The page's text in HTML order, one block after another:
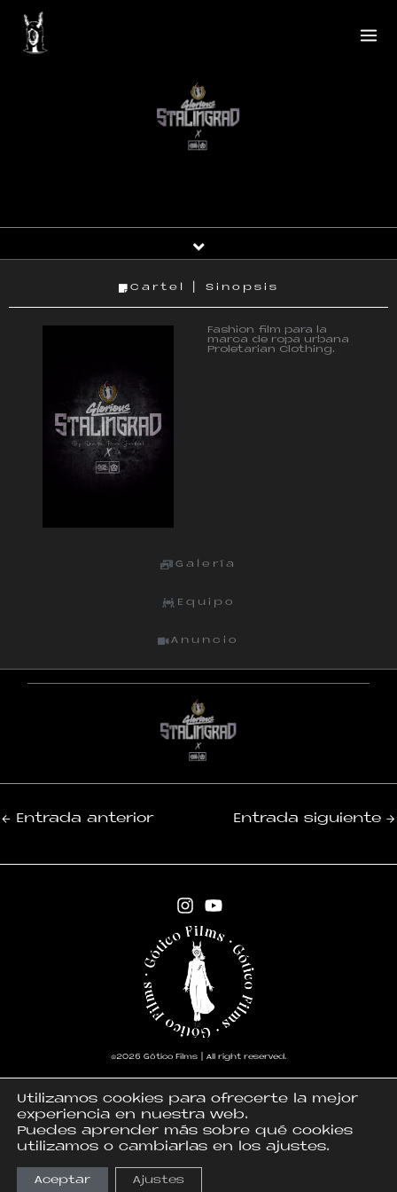
contenido
Cartel | Sinopsis
Galería
Equipo
Anuncio
Fashion film para la
marca de ropa urbana
Proletarian Clothing.
← Entrada anterior Entrada siguiente →
©2026 Gótico Films | All right reserved.
Política de privacidad y cookies
Utilizamos cookies para ofrecerte la mejor
experiencia en nuestra web.
Puedes aprender más sobre qué cookies
utilizamos o cambiarlas en los ajustes.
Aceptar Ajustes